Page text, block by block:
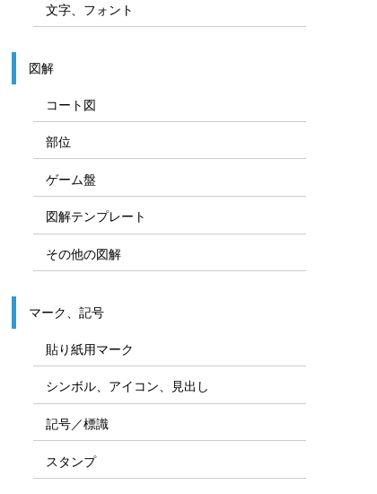
文字、フォント
図解
コート図
部位
ゲーム盤
図解テンプレート
その他の図解
マーク、記号
貼り紙用マーク
シンボル、アイコン、見出し
記号／標識
スタンプ